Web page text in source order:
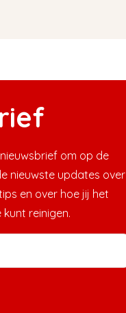
om op de
nieuwste updates over
en over hoe jij het
reinigen.